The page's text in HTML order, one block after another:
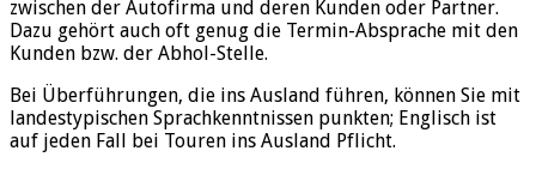
zwischen der Autofirma und deren Kunden oder Partner.
Dazu gehört auch oft genug die Termin-Absprache mit den
Kunden bzw. der Abhol-Stelle.
Bei Überführungen, die ins Ausland führen, können Sie mit
landestypischen Sprachkenntnissen punkten; Englisch ist
auf jeden Fall bei Touren ins Ausland Pflicht.